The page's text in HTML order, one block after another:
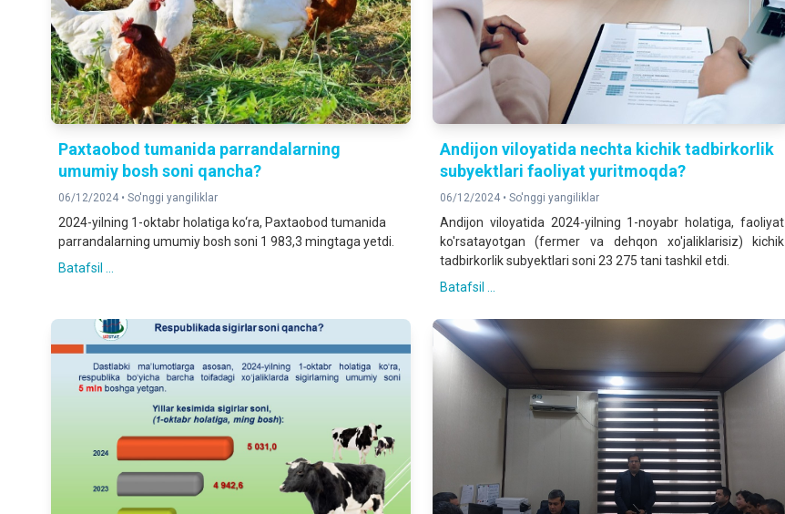
Paxtaobod tumanida parrandalarning
umumiy bosh soni qancha?
06/12/2024 • So'nggi yangiliklar
2024-yilning 1-oktabr holatiga ko‘ra, Paxtaobod tumanida
parrandalarning umumiy bosh soni 1 983,3 mingtaga yetdi.
Batafsil ...
Andijon viloyatida nechta kichik tadbirkorlik
subyektlari faoliyat yuritmoqda?
06/12/2024 • So'nggi yangiliklar
Andijon viloyatida 2024-yilning 1-noyabr holatiga, faoliyat
ko'rsatayotgan (fermer va dehqon xo'jaliklarisiz) kichik
tadbirkorlik subyektlari soni 23 275 tani tashkil etdi.
Batafsil ...